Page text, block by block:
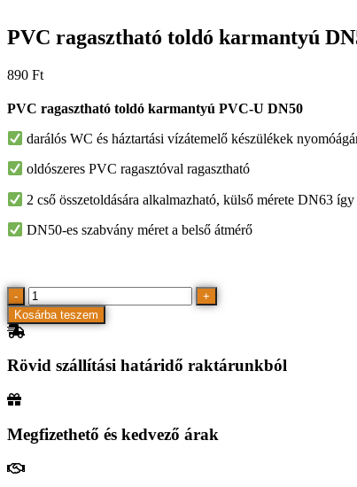
PVC ragasztható toldó karmantyú
890 Ft
PVC ragasztható toldó karmantyú PVC-U DN50
darálós WC és háztartási vízátemelő készülékek
oldószeres PVC ragasztóval ragasztható
2 cső összetoldására alkalmazható, külső mérete DN63
DN50-es szabvány méret a belső átmérő
-
PVC
ragasztható
toldó
DN50
mennyiség
+
Kosárba teszem
Rövid szállítási határidő raktárunkból
Megfizethető és kedvező árak